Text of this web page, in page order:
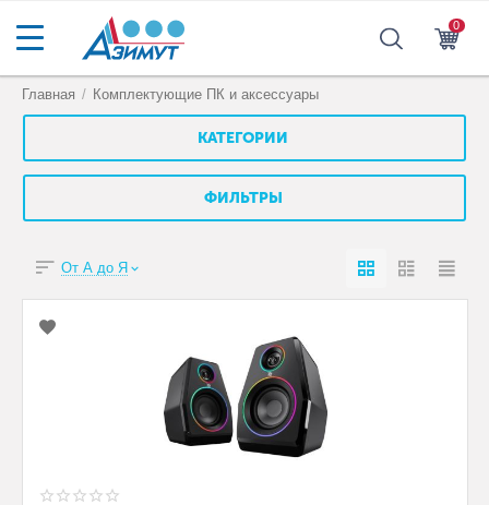
0
Главная / Комплектующие ПК и аксессуары
КАТЕГОРИИ
ФИЛЬТРЫ
От А до Я